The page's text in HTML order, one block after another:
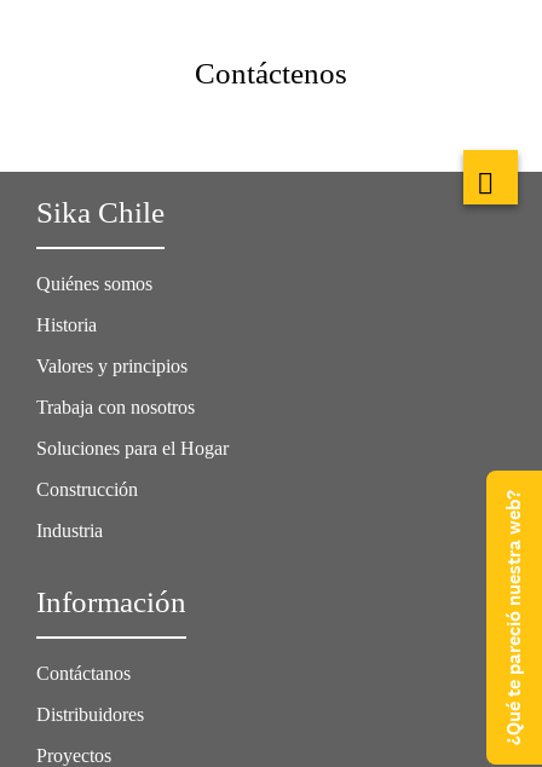
Contáctenos
Sika Chile
Quiénes somos
Historia
Valores y principios
Trabaja con nosotros
Soluciones para el Hogar
Construcción
Industria
Información
Contáctanos
Distribuidores
Proyectos
¿Qué te pareció nuestra web?